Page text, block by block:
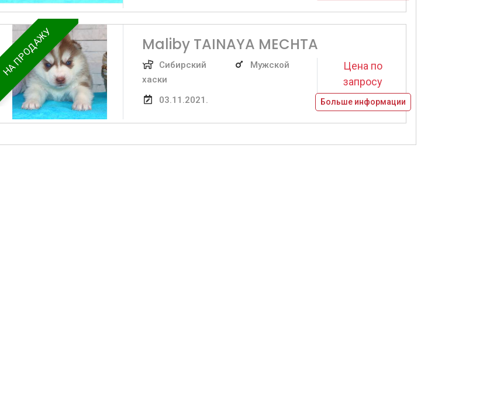
НА ПРОДАЖУ Maliby TAINAYA MECHTA
Сибирский
хаски
03.11.2021.
Мужской
Цена по
запросу
Больше информации